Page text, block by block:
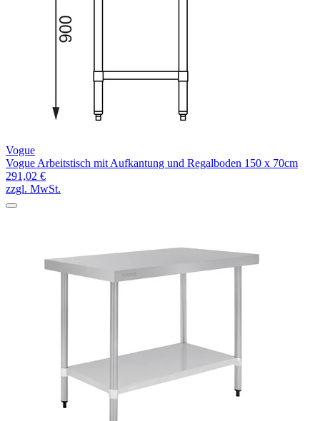
Vogue
Vogue Arbeitstisch mit Aufkantung und Regalboden 150 x 70cm
291,02 €
zzgl. MwSt.